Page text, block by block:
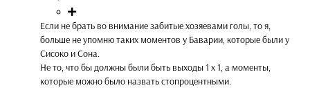
Если не брать во внимание забитые хозяевами голы, то я,
больше не упомню таких моментов у Баварии, которые были у
Сисоко и Сона.
Не то, что бы должны были быть выходы 1 х 1, а моменты,
которые можно было назвать стопроцентными.